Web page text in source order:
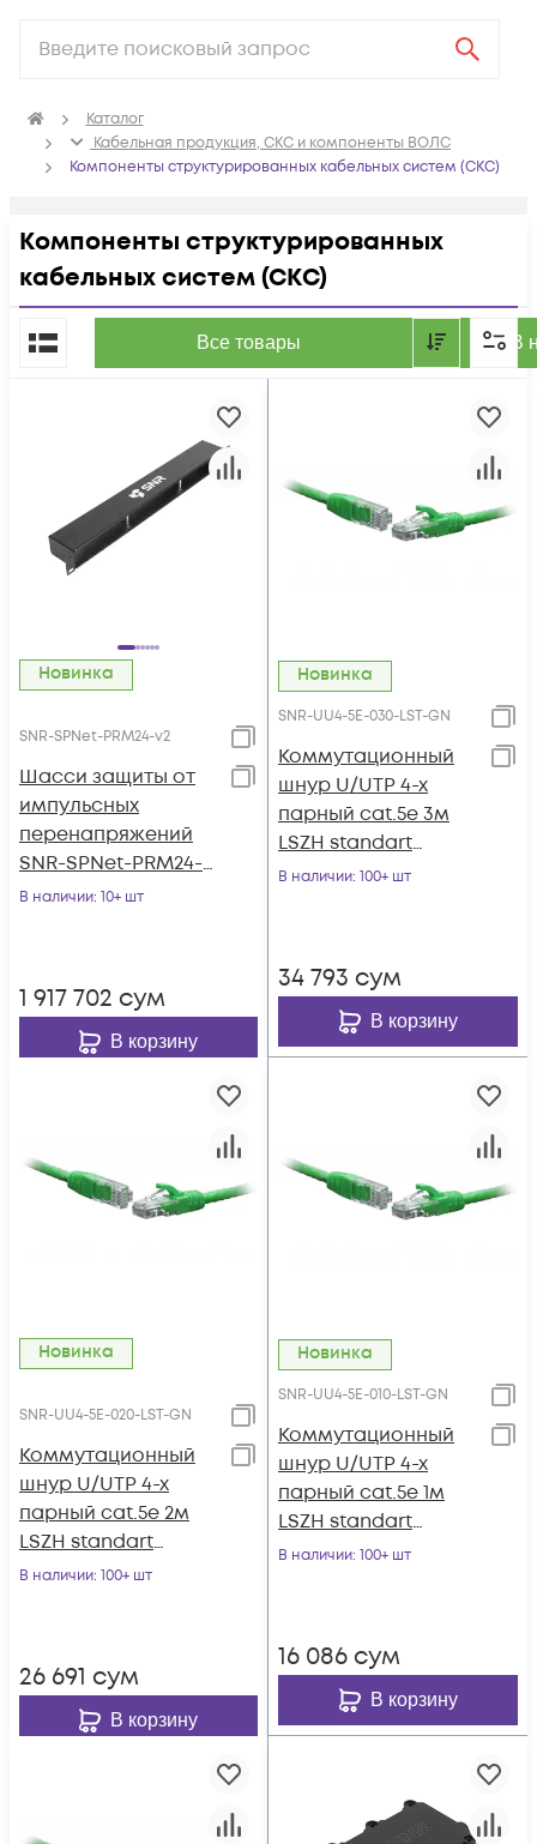
Каталог
Кабельная продукция, СКС и компоненты ВОЛС
Компоненты структурированных кабельных систем (СКС)
Компоненты структурированных
кабельных систем (СКС)
Все товары В
По популярности
Новинка
SNR-SPNet-PRM24-v2
Шасси защиты от
импульсных
перенапряжений
SNR-SPNet-PRM24-
V2
В наличии: 10+ шт
1 917 702 сум
В корзину
Новинка
SNR-UU4-5E-030-LST-GN
Коммутационный
шнур U/UTP 4-х
парный cat.5e 3м
LSZH standart
зеленый
В наличии: 100+ шт
34 793 сум
В корзину
Новинка
SNR-UU4-5E-020-LST-GN
Коммутационный
шнур U/UTP 4-х
парный cat.5e 2м
LSZH standart
зеленый
В наличии: 100+ шт
26 691 сум
В корзину
Новинка
SNR-UU4-5E-010-LST-GN
Коммутационный
шнур U/UTP 4-х
парный cat.5e 1м
LSZH standart
зеленый
В наличии: 100+ шт
16 086 сум
В корзину